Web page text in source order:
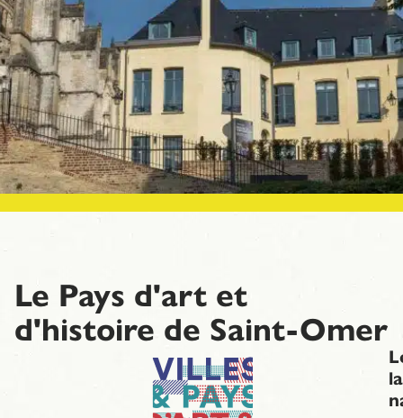
Le Pays d'art et
d'histoire de Saint-Omer